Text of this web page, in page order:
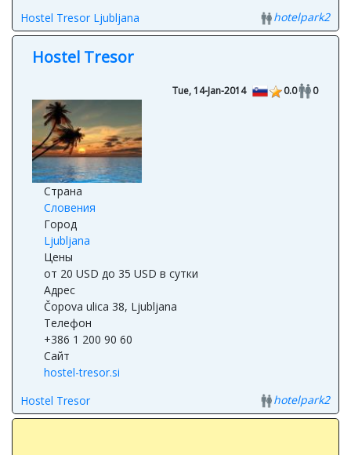
Hostel Tresor Ljubljana
hotelpark2
Hostel Tresor
Tue, 14-Jan-2014 0.0 0
Страна
Словения
Город
Ljubljana
Цены
от 20 USD до 35 USD в сутки
Адрес
Čopova ulica 38, Ljubljana
Телефон
+386 1 200 90 60
Сайт
hostel-tresor.si
Hostel Tresor
hotelpark2